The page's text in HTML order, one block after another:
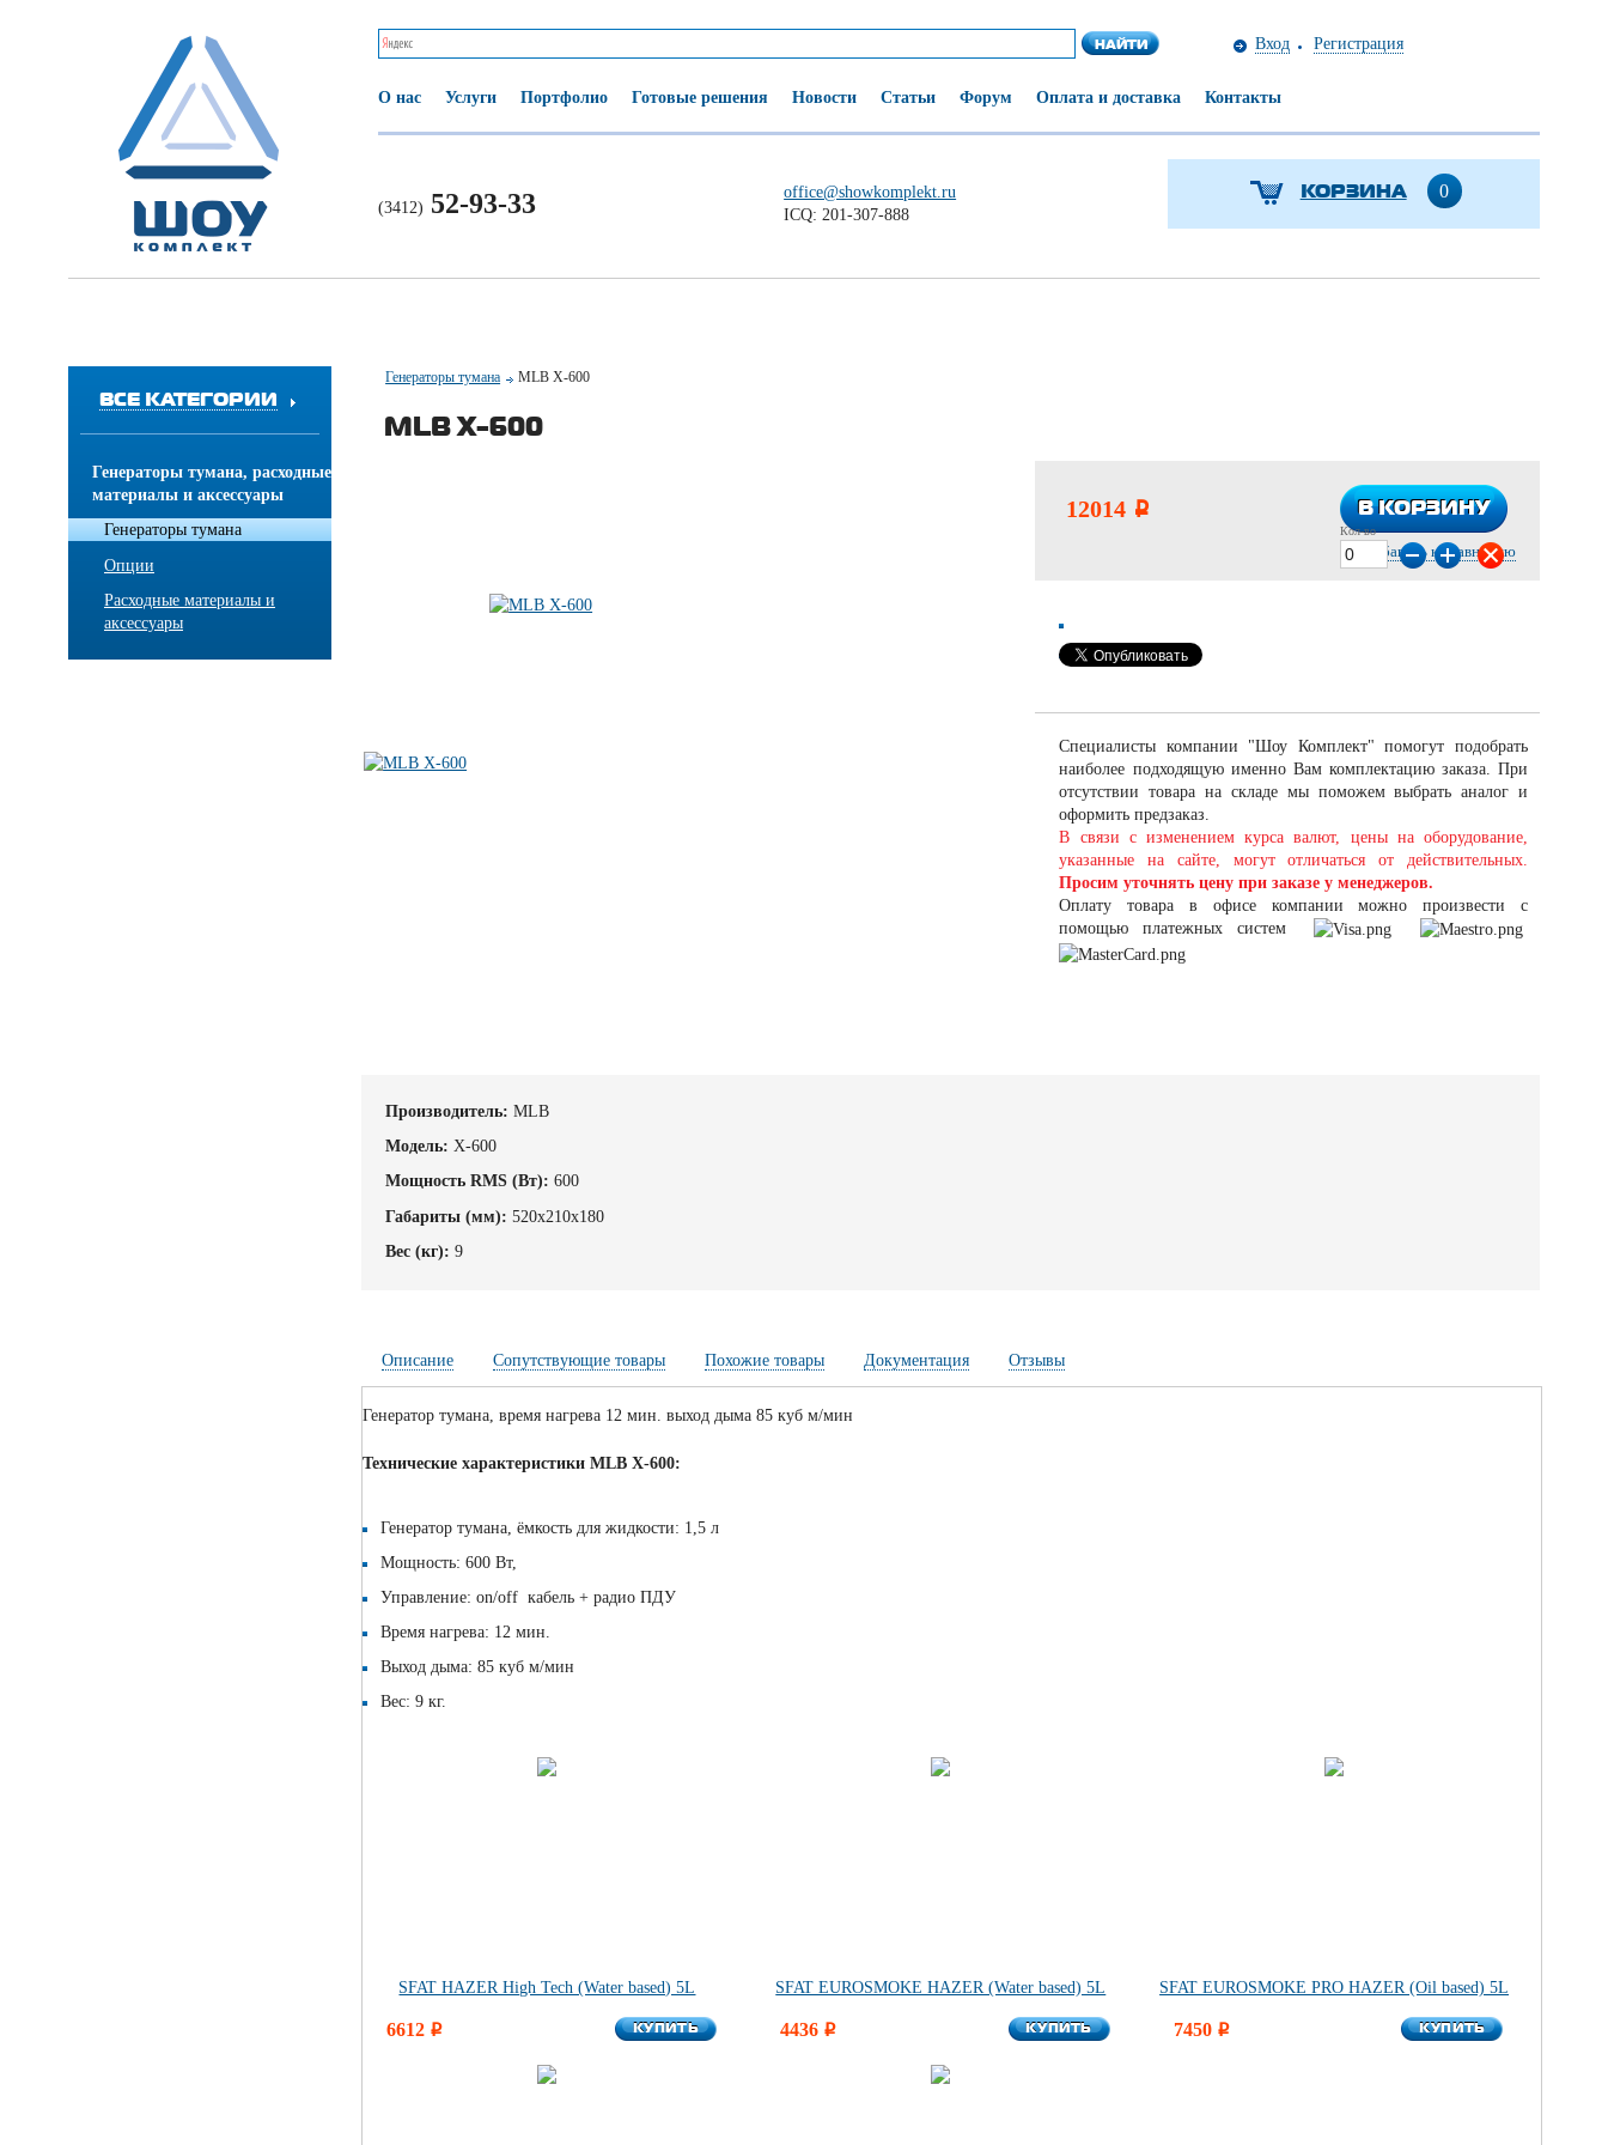
Вход Регистрация
О нас Услуги Портфолио Готовые решения Новости Статьи Форум Оплата и доставка Контакты
(3412) 52-93-33
office@showkomplekt.ru
ICQ: 201-307-888
КОРЗИНА 0
ВСЕ КАТЕГОРИИ
Генераторы тумана, расходные
материалы и аксессуары
Генераторы тумана
Опции
Расходные материалы и
аксессуары
Генераторы тумана MLB X-600
MLB X-600
12014 i В КОРЗИНУ
В КОРЗИНУ
Кол-во
Добавить к сравнению
Специалисты компании "Шоу Комплект" помогут подобрать
наиболее подходящую именно Вам комплектацию заказа. При
отсутствии товара на складе мы поможем выбрать аналог и
оформить предзаказ.
В связи с изменением курса валют, цены на оборудование,
указанные на сайте, могут отличаться от действительных.
Просим уточнять цену при заказе у менеджеров.
Оплату товара в офисе компании можно произвести с
помощью платежных систем
Производитель: MLB
Модель: X-600
Мощность RMS (Вт): 600
Габариты (мм): 520х210х180
Вес (кг): 9
Описание Сопутствующие товары Похожие товары Документация Отзывы
Генератор тумана, время нагрева 12 мин. выход дыма 85 куб м/мин
Технические характеристики MLB X-600:
Генератор тумана, ёмкость для жидкости: 1,5 л
Мощность: 600 Вт,
Управление: on/off кабель + радио ПДУ
Время нагрева: 12 мин.
Выход дыма: 85 куб м/мин
Вес: 9 кг.
SFAT HAZER High Tech (Water based) 5L
6612 i КУПИТЬ
КУПИТЬ
SFAT EUROSMOKE HAZER (Water based) 5L
4436 i КУПИТЬ
КУПИТЬ
SFAT EUROSMOKE PRO HAZER (Oil based) 5L
7450 i КУПИТЬ
КУПИТЬ